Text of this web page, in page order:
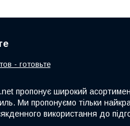
- готовьте
пропонує широкий
Ми пропонуємо тільки
використання до